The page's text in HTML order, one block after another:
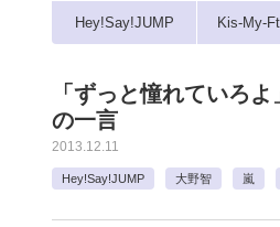
Hey!Say!JUMP Kis-My-
「ずっと憧れていろ
の一言
2013.12.11
Hey!Say!JUMP 大野智 嵐